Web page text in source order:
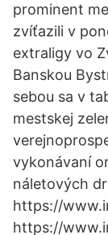
prominent
zvíťazili v
extraligy vo
Banskou
sebou sa v
mestskej
vykonávaní
náletových
https://
https://